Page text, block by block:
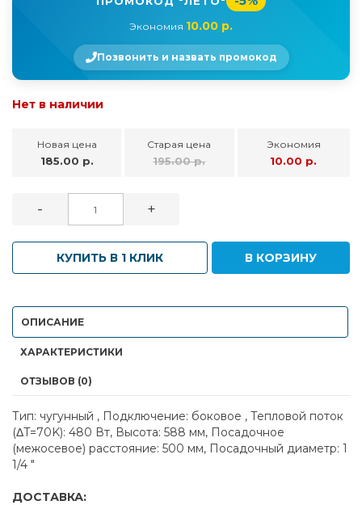
Экономия 10.00 р.
Позвонить и назвать промокод
Нет в наличии
Новая цена
185.00 р.
Старая цена
195.00 р.
Экономия
10.00 р.
- +
КУПИТЬ В 1 КЛИК В КОРЗИНУ
ОПИСАНИЕ
ХАРАКТЕРИСТИКИ
ОТЗЫВОВ (0)
Тип: чугунный , Подключение: боковое , Тепловой поток
(ΔT=70K): 480 Вт, Высота: 588 мм, Посадочное
(межосевое) расстояние: 500 мм, Посадочный диаметр: 1
1/4 "
ДОСТАВКА: